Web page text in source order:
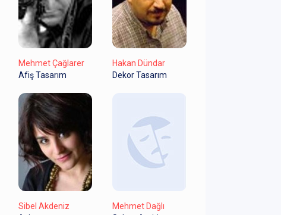
Mehmet Çağlarer
Afiş Tasarım
Hakan Dündar
Dekor Tasarım
Sibel Akdeniz
Mehmet Dağlı